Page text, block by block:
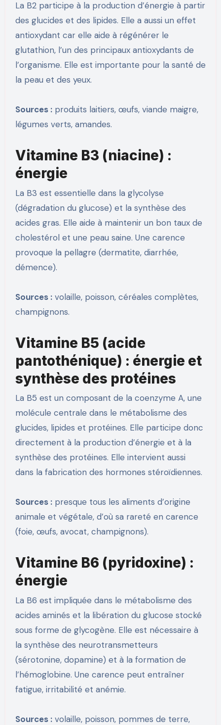
La B2 participe à la production d’énergie à partir
des glucides et des lipides. Elle a aussi un effet
antioxydant car elle aide à régénérer le
glutathion, l’un des principaux antioxydants de
l’organisme. Elle est importante pour la santé de
la peau et des yeux.
Sources :produits laitiers, œufs, viande maigre,
légumes verts, amandes.
Vitamine B3 (niacine) :
énergie
La B3 est essentielle dans la glycolyse
(dégradation du glucose) et la synthèse des
acides gras. Elle aide à maintenir un bon taux de
cholestérol et une peau saine. Une carence
provoque la pellagre (dermatite, diarrhée,
démence).
Sources :volaille, poisson, céréales complètes,
champignons.
Vitamine B5 (acide
pantothénique) : énergie et
synthèse des protéines
La B5 est un composant de la coenzyme A, une
molécule centrale dans le métabolisme des
glucides, lipides et protéines. Elle participe donc
directement à la production d’énergie et à la
synthèse des protéines. Elle intervient aussi
dans la fabrication des hormones stéroïdiennes.
Sources :presque tous les aliments d’origine
animale et végétale, d’où sa rareté en carence
(foie, œufs, avocat, champignons).
Vitamine B6 (pyridoxine) :
énergie
La B6 est impliquée dans le métabolisme des
acides aminés et la libération du glucose stocké
sous forme de glycogène. Elle est nécessaire à
la synthèse des neurotransmetteurs
(sérotonine, dopamine) et à la formation de
l’hémoglobine. Une carence peut entraîner
fatigue, irritabilité et anémie.
Sources :volaille, poisson, pommes de terre,